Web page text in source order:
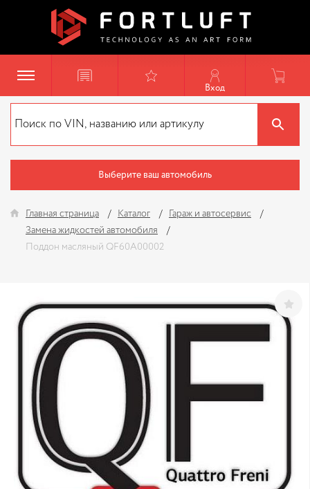
Вход
Выберите ваш автомобиль
Главная страница Каталог
Гараж и автосервис
Замена жидкостей автомобиля
Поддон масляный QF60A00002